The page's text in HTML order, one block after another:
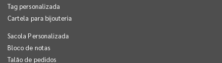
Tag personalizada
Cartela para bijouteria
Sacola Personalizada
Bloco de notas
Talão de pedidos